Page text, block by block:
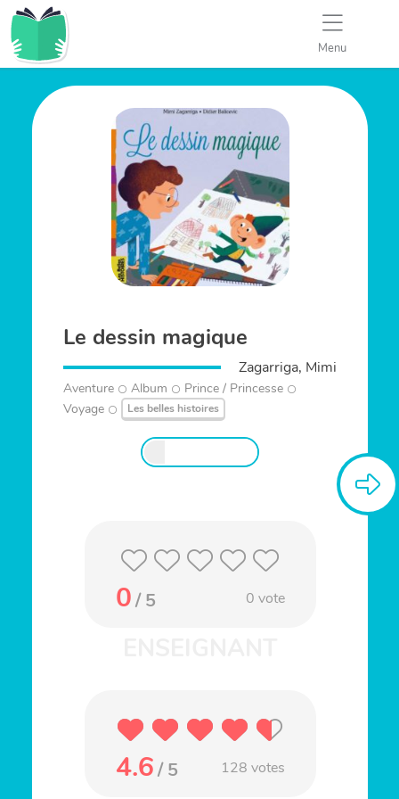
Menu
Le dessin magique
Zagarriga, Mimi
Aventure Album
Prince / Princesse
Voyage
Les belles histoires
0/ 5 0 vote
4.6/ 5 128 votes